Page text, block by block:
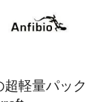
軽量パック